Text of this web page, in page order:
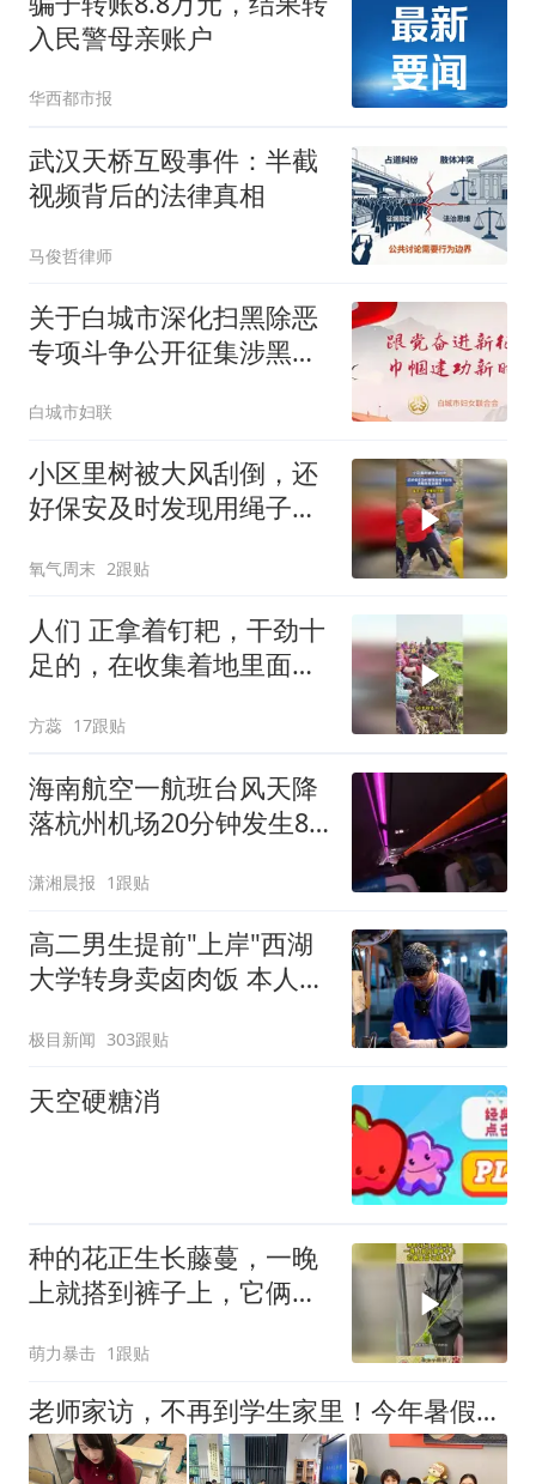
入民警母亲账户
华西都市报
武汉天桥互殴事件：半截
视频背后的法律真相
马俊哲律师
关于白城市深化扫黑除恶
专项斗争公开征集涉黑涉
白城市妇联
小区里树被大风刮倒，还
好保安及时发现用绳子拉
氧气周末 2跟贴
人们 正拿着钉耙，干劲十
足的，在收集着地里面的
方蕊 17跟贴
海南航空一航班台风天降
落杭州机场20分钟发生8
静没人说话
潇湘晨报 1跟贴
高二男生提前"上岸"西湖
大学转身卖卤肉饭 本人发
极目新闻 303跟贴
天空硬糖消
种的花正生长藤蔓，一晚
上就搭到裤子上，它俩居
萌力暴击 1跟贴
老师家访，不再到学生家里！今年暑假杭州很多学校推行新型家访